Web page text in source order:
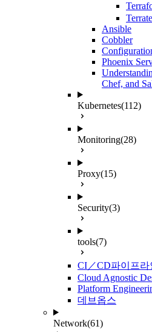
Ansible
Cobbler
Phoenix
Chef, and
Kubernetes(112)
Monitoring(28)
Proxy(15)
Security(3)
tools(7)
CI／CD파이프라
Cloud Agnostic
Platform
데브옵스
Network(61)